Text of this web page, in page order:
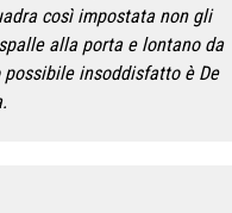
così impostata non gli
alla porta e lontano da
insoddisfatto è De